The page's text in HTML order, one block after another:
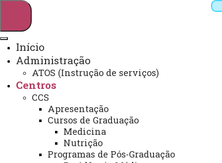
Webmail Sistemas
Arquivo Virtual
Campus
Início
Administração
ATOS (Instrução de serviços)
Centros
CCS
Apresentação
Cursos de Graduação
Medicina
Nutrição
Programas de Pós-Graduação